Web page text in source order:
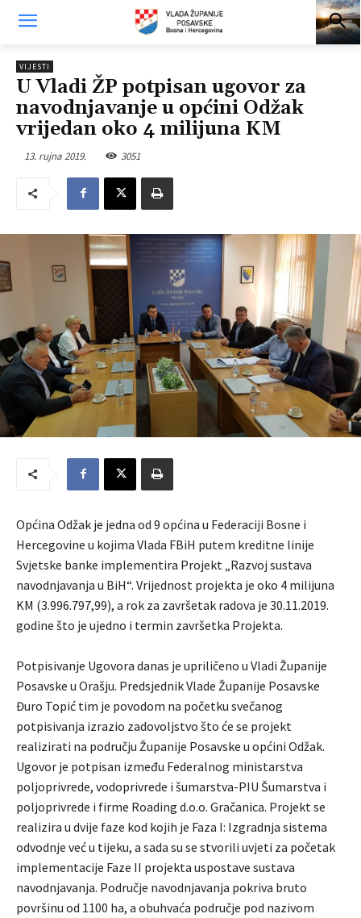
VIJESTI
U Vladi ŽP potpisan ugovor za
navodnjavanje u općini Odžak
vrijedan oko 4 milijuna KM
13. rujna 2019. 3051
Općina Odžak je jedna od 9 općina u Federaciji Bosne i
Hercegovine u kojima Vlada FBiH putem kreditne linije
Svjetske banke implementira Projekt „Razvoj sustava
navodnjavanja u BiH“. Vrijednost projekta je oko 4 milijuna
KM (3.996.797,99), a rok za završetak radova je 30.11.2019.
godine što je ujedno i termin završetka Projekta.
Potpisivanje Ugovora danas je upriličeno u Vladi Županije
Posavske u Orašju. Predsjednik Vlade Županije Posavske
Đuro Topić tim je povodom na početku svečanog
potpisivanja izrazio zadovoljstvo što će se projekt
realizirati na području Županije Posavske u općini Odžak.
Ugovor je potpisan između Federalnog ministarstva
poljoprivrede, vodoprivrede i šumarstva-PIU Šumarstva i
poljoprivrede i firme Roading d.o.o. Gračanica. Projekt se
realizira u dvije faze kod kojih je Faza I: Izgradnja sistema
odvodnje već u tijeku, a sada su se stvorili uvjeti za početak
implementacije Faze II projekta uspostave sustava
navodnjavanja. Područje navodnjavanja pokriva bruto
površinu od 1100 ha, a obuhvaća područje pod nazivom